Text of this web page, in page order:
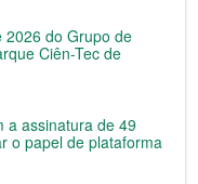
2026 do Grupo de
Ciên-Tec de
a assinatura de 49
o papel de plataforma